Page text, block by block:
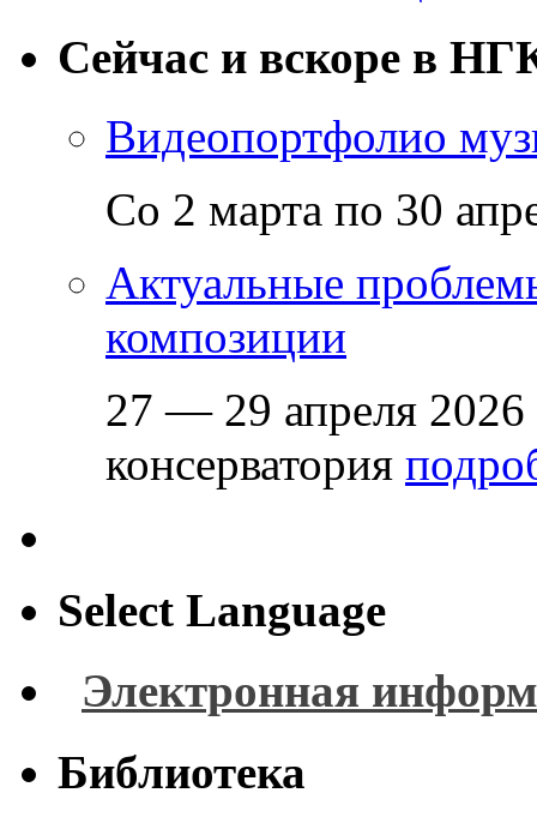
Сейчас и вскоре в
Видеопортфолио
Со 2 марта по 30
Актуальные
композиции
27 — 29 апреля 2026
консерватория
Select Language
Электронная
Библиотека